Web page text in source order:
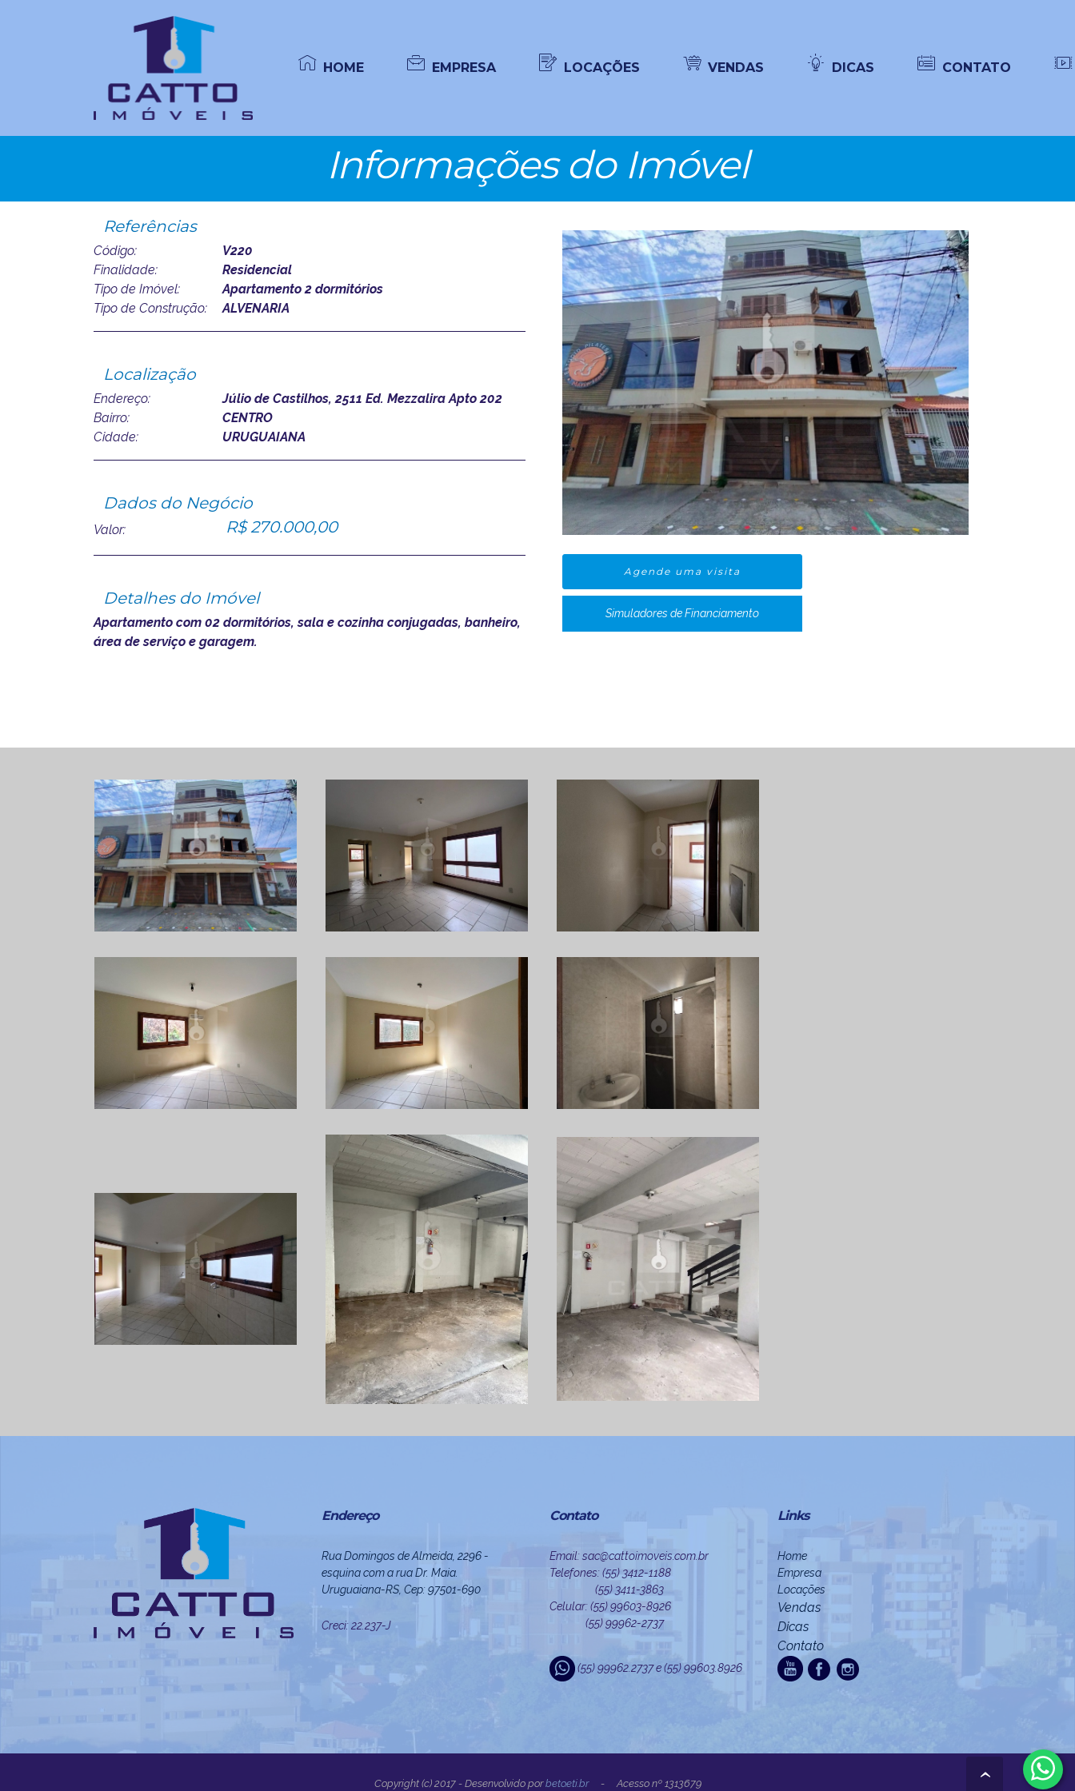
HOME EMPRESA LOCAÇÕES VENDAS DICAS CONTATO
Informações do Imóvel
Referências
Código:
V220
Finalidade:
Residencial
Tipo de Imóvel:
Apartamento 2 dormitórios
Tipo de Construção:
ALVENARIA
Localização
Endereço:
Júlio de Castilhos, 2511 Ed. Mezzalira Apto 202
Bairro:
CENTRO
Cidade:
URUGUAIANA
Dados do Negócio
Valor: R$ 270.000,00
Detalhes do Imóvel
Apartamento com 02 dormitórios, sala e cozinha conjugadas, banheiro,
área de serviço e garagem.
Agende uma visita
Simuladores de Financiamento
Endereço
Rua Domingos de Almeida, 2296 -
esquina com a rua Dr. Maia.
Uruguaiana-RS, Cep: 97501-690
Creci: 22.237-J
Contato
Email: sac@cattoimoveis.com.br
Telefones: (55) 3412-1188
(55) 3411-3863
Celular: (55) 99603-8926
(55) 99962-2737
Links
Home
Empresa
Locações
Vendas
Dicas
Contato
(55) 99962.2737 e (55) 99603.8926
Copyright (c) 2017 - Desenvolvido porbeto.eti.br- Acesso nº 1313679